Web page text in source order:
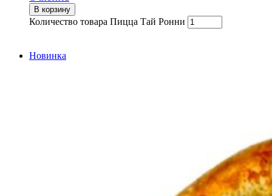
В корзину
Количество товара Пицца Тай Ронни
Новинка